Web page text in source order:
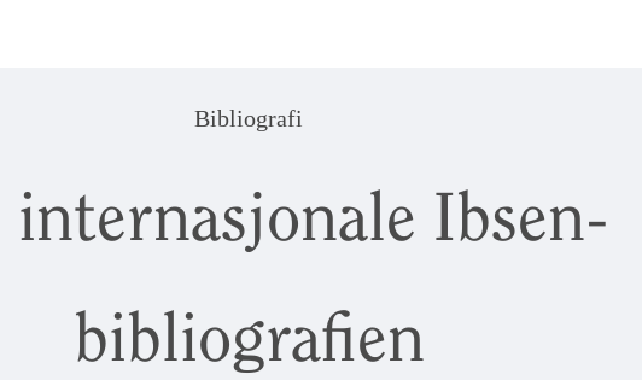
Bibliografi
internasjonale Ibsen-
bibliografien